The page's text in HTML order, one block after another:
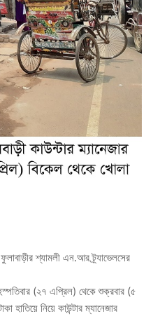
ফুলাবাড়ীর শ্যামলী এন.আর ট্র্যাভেলসের
(২৭ এপ্রিল) থেকে শুক্রবার (৫
নিয়ে কাউন্টার ম্যানেজার